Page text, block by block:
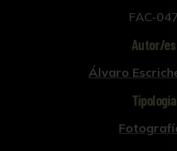
FAC-
Autor/es
Álvaro
Tipología